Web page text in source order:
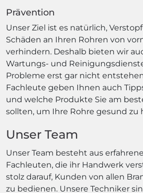
Prävention
Unser Ziel ist es natürlich,
Schäden an Ihren Rohren von
verhindern. Deshalb bieten wir
Wartungs- und
Probleme erst gar nicht
Fachleute geben Ihnen auch
und welche Produkte Sie am
sollten, um Ihre Rohre gesund zu
Unser Team
Unser Team besteht aus
Fachleuten, die ihr Handwerk
stolz darauf, Kunden von allen
zu bedienen. Unsere Techniker